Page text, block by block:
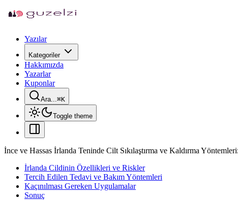
Yazılar
Kategoriler
Hakkımızda
Yazarlar
Kuponlar
Ara...⌘K
Toggle theme
İnce ve Hassas İrlanda Teninde Cilt Sıkılaştırma ve Kaldırma
İrlanda Cildinin Özellikleri ve Riskler
Tercih Edilen Tedavi ve Bakım Yöntemleri
Kaçınılması Gereken Uygulamalar
Sonuç